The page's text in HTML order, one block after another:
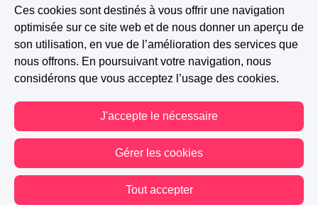
Ces cookies sont destinés à vous offrir une navigation
optimisée sur ce site web et de nous donner un aperçu de
son utilisation, en vue de l’amélioration des services que
nous offrons. En poursuivant votre navigation, nous
considérons que vous acceptez l’usage des cookies.
J'accepte le nécessaire
Gérer les cookies
Tout accepter